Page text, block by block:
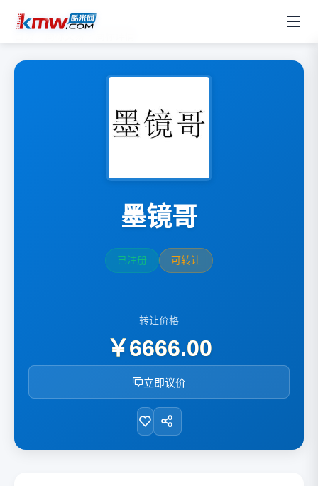
墨镜哥
已注册 可转让
转让价格
￥6666.00
立即议价